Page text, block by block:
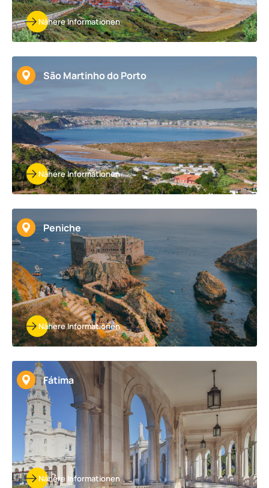
Nähere Informationen
São Martinho do Porto
Nähere Informationen
Peniche
Nähere Informationen
Fátima
Nähere Informationen